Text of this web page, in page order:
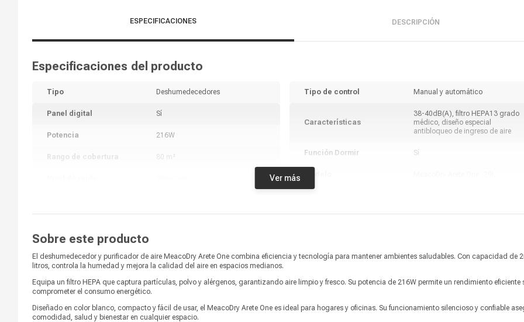
ESPECIFICACIONES DESCRIPCIÓN
Especificaciones del producto
Tipo Deshumedecedores
Panel digital Sí
Potencia 216W
Rango de cobertura 80 m²
Color
Voltaje 220 -230V, 50hz
Consumo (Kw) 0.216 Kw
Beneficio
Mantener un nivel de humedad
óptimo, purificar el aire, secar su
Tipo de control Manual y automático
Características
38-40dB(A), filtro HEPA13 grado
médico, diseño especial
antibloqueo de ingreso de aire
Función Dormir Sí
Profundidad 23.2 cm
Peso 15 kg
Garantía 5 años
Ver más
Sobre este producto
El deshumedecedor y purificador de aire MeacoDry Arete One combina eficiencia y tecnología para mantener ambientes saludables. Con capacidad de
litros, controla la humedad y mejora la calidad del aire en espacios medianos.
Equipa un filtro HEPA que captura partículas, polvo y alérgenos, garantizando aire limpio y fresco. Su potencia de 216W permite un rendimiento eficiente
comprometer el consumo energético.
Diseñado en color blanco, compacto y fácil de usar, el MeacoDry Arete One es ideal para hogares y oficinas. Su funcionamiento silencioso y confiable
comodidad, salud y bienestar en cualquier espacio.